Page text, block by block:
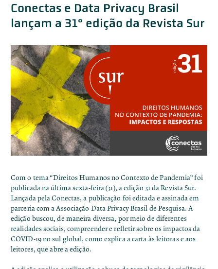
Conectas e Data Privacy Brasil
lançam a 31° edição da Revista Sur
Com o tema “Direitos Humanos no Contexto de Pandemia” foi
publicada na última sexta-feira (31), a edição 31 da Revista Sur.
Lançada pelaConectas, a publicação foi editada e assinada em
parceria com a Associação Data Privacy Brasil de Pesquisa. A
edição buscou, de maneira diversa, por meio de diferentes
realidades sociais, compreender e refletir sobre os impactos da
COVID-19 no sul global,como explica a carta às leitoras e aos
leitores, que abre a edição.